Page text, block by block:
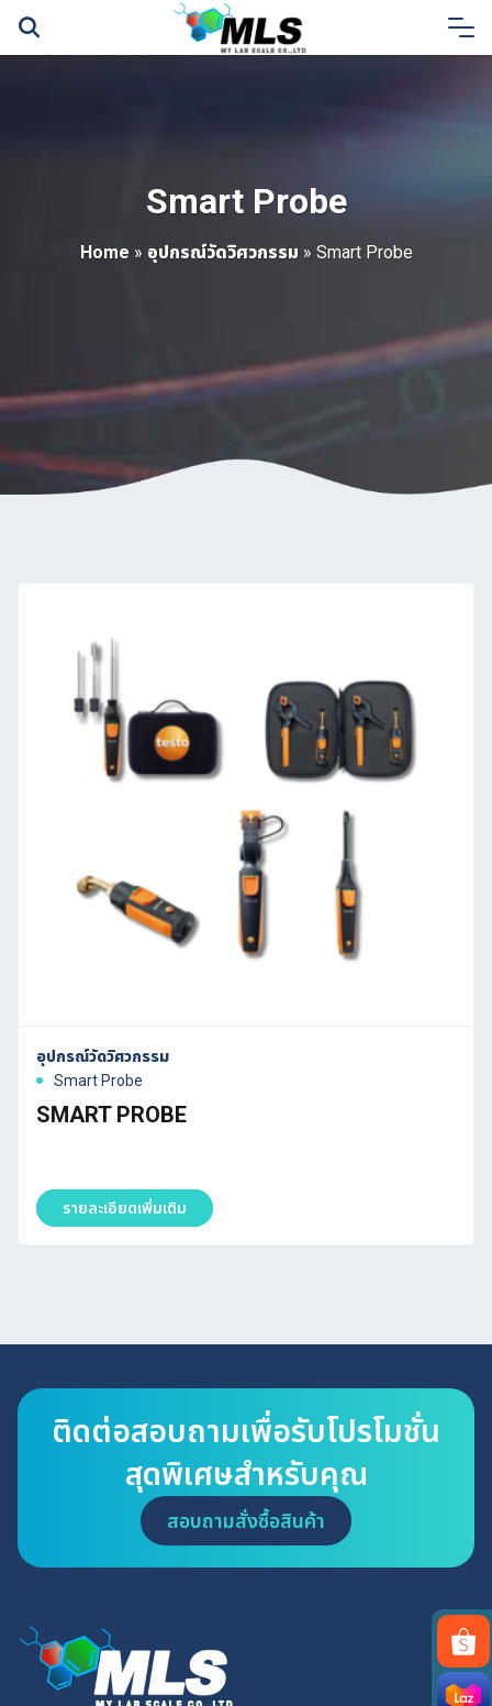
Skip
Search
Smart Probe
Home » อุปกรณ์วัดวิศวกรรม » Smart Probe
อุปกรณ์วัดวิศวกรรม
Smart Probe
SMART PROBE
รายละเอียดเพิ่มเติม
ติดต่อสอบถามเพื่อรับโปรโมชั่น
สุดพิเศษสำหรับคุณ
สอบถามสั่งซื้อสินค้า